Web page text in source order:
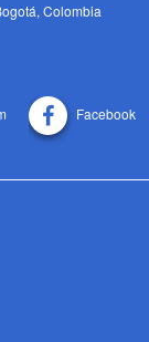
Colombia
Facebook